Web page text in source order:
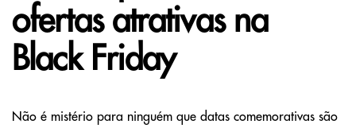
ofertas atrativas na
Black Friday
Não é mistério para ninguém que datas comemorativas são